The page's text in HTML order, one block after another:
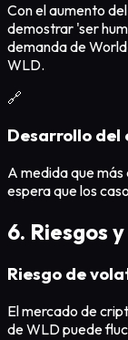
Con el aumento
demostrar 'ser
demanda de
WLD.
🔗
Desarrollo del
A medida que
espera que los
6. Riesgos
Riesgo de
El mercado de
de WLD puede